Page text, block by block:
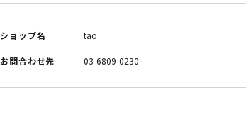
ショップ名 tao
お問合わせ先 03-6809-0230